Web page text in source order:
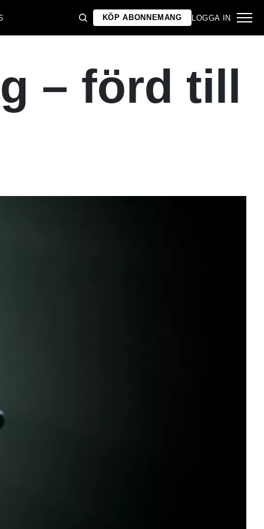
KÖP ABONNEMANG LOGGA IN
– förd till